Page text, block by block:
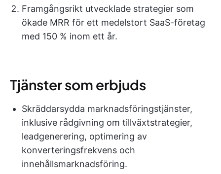
Framgångsrikt utvecklade strategier som
ökade MRR för ett medelstort SaaS-företag
med 150 % inom ett år.
Tjänster som erbjuds
Skräddarsydda marknadsföringstjänster,
inklusive rådgivning om tillväxtstrategier,
leadgenerering, optimering av
konverteringsfrekvens och
innehållsmarknadsföring.